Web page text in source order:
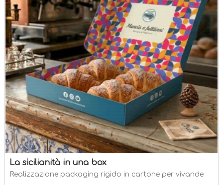
La sicilianità in una box
Realizzazione packaging rigido in cartone per vivande